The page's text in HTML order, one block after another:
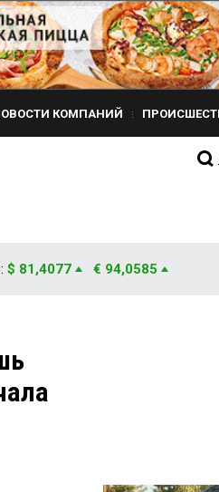
КОМПАНИЙ
$ 81,4077 € 94,0585